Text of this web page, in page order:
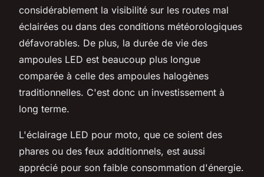
considérablement la visibilité sur les routes mal
éclairées ou dans des conditions météorologiques
défavorables. De plus, la durée de vie des
ampoules LED est beaucoup plus longue
comparée à celle des ampoules halogènes
traditionnelles. C'est donc un investissement à
long terme.
L'éclairage LED pour moto, que ce soient des
phares ou des feux additionnels, est aussi
apprécié pour son faible consommation d'énergie.